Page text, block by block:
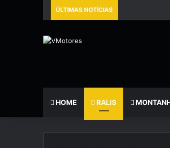
ÚLTIMAS NOTÍCIAS
HOME RALIS